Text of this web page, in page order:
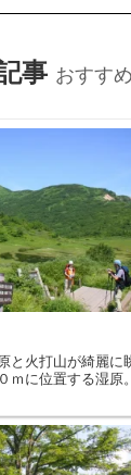
事 おすす
と火打山が綺麗に
ｍに位置する湿原。